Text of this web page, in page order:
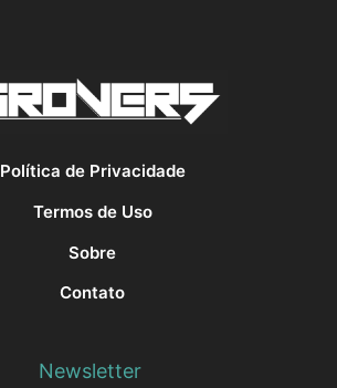
Política de Privacidade
Termos de Uso
Sobre
Contato
Newsletter